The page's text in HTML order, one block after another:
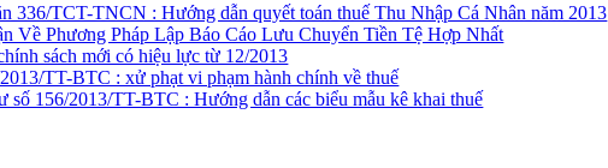
336/TCT-TNCN : Hướng dẫn quyết toán thuế Thu Nhập Cá Nhân năm 2013
Về Phương Pháp Lập Báo Cáo Lưu Chuyển Tiền Tệ Hợp Nhất
sách mới có hiệu lực từ 12/2013
TT-BTC : xử phạt vi phạm hành chính về thuế
số 156/2013/TT-BTC : Hướng dẫn các biểu mẫu kê khai thuế